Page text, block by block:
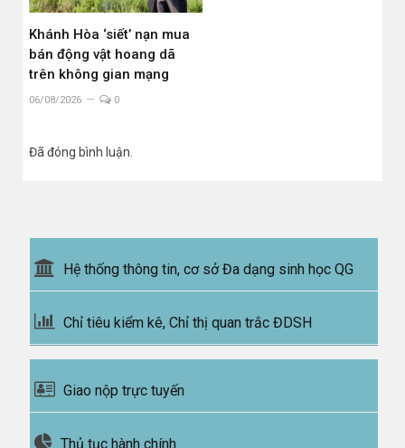
Khánh Hòa ‘siết’ nạn mua
bán động vật hoang dã
trên không gian mạng
06/08/2026 0
Đã đóng bình luận.
Hệ thống thông tin, cơ sở Đa dạng sinh học QG
Chỉ tiêu kiểm kê, Chỉ thị quan trắc ĐDSH
Giao nộp trực tuyến
Thủ tục hành chính